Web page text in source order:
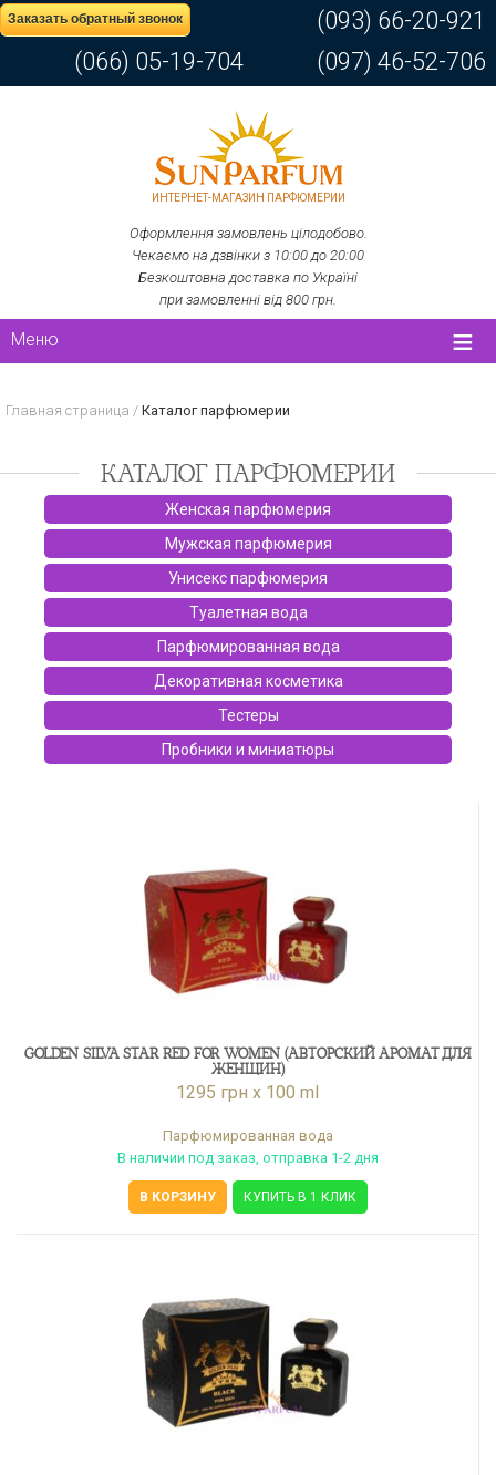
Заказать обратный звонок
(093) 66-20-921
(066) 05-19-704
(097) 46-52-706
ИНТЕРНЕТ-МАГАЗИН ПАРФЮМЕРИИ
Оформлення замовлень цілодобово.
Чекаємо на дзвінки з 10:00 до 20:00
Безкоштовна доставка по Україні
при замовленні від 800 грн.
Меню
Главная страница / Каталог парфюмерии
КАТАЛОГ ПАРФЮМЕРИИ
Женская парфюмерия
Мужская парфюмерия
Унисекс парфюмерия
Туалетная вода
Парфюмированная вода
Декоративная косметика
Тестеры
Пробники и миниатюры
GOLDEN SILVA STAR RED FOR WOMEN (АВТОРСКИЙ АРОМАТ ДЛЯ
ЖЕНЩИН)
1295 грн x 100 ml
Парфюмированная вода
В наличии под заказ, отправка 1-2 дня
В КОРЗИНУ КУПИТЬ В 1 КЛИК